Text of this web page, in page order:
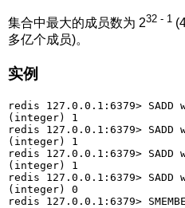
集合中最大的成员数为 232 - 1
多亿个成员)。
实例
redis 127.0.0.1:6379> SADD
(integer) 1
redis 127.0.0.1:6379> SADD
(integer) 1
redis 127.0.0.1:6379> SADD
(integer) 1
redis 127.0.0.1:6379> SADD
(integer) 0
redis 127.0.0.1:6379>